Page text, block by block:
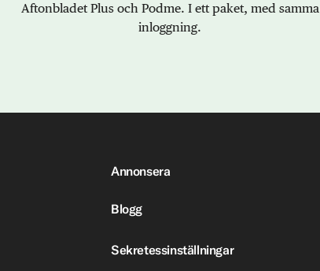
Aftonbladet Plus och Podme. I ett paket, med samma
inloggning.
Annonsera
Blogg
Sekretessinställningar